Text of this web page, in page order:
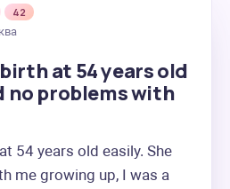
42
at 54 years old
no problems with
54 years old easily. She
me growing up, I was a